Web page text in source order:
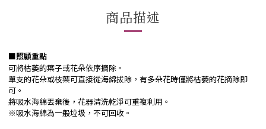
商品描述
■照顧重點
可將枯萎的葉子或花朵依序摘除。
單支的花朵或枝葉可直接從海綿拔除，有多朵花時僅將枯萎的花摘除即
可。
將吸水海綿丟棄後，花器清洗乾淨可重複利用。
※吸水海綿為一般垃圾，不可回收。